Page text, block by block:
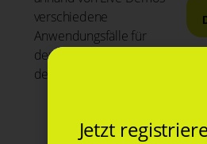
verschiedene
Anwendungsfälle für
den praktischen Einsatz
der Lösung.
Jetzt